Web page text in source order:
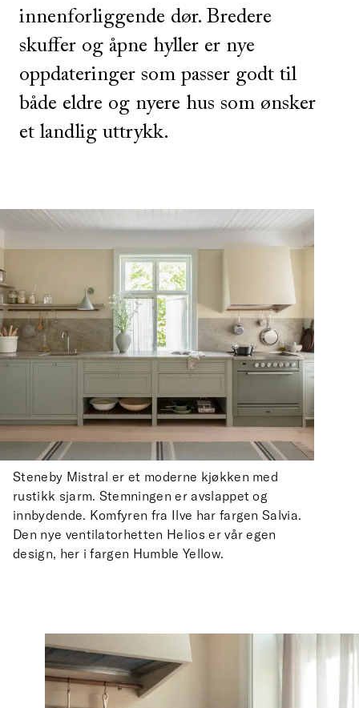
innenforliggende dør. Bredere
skuffer og åpne hyller er nye
oppdateringer som passer godt til
både eldre og nyere hus som ønsker
et landlig uttrykk.
Steneby Mistral er et moderne kjøkken med
rustikk sjarm. Stemningen er avslappet og
innbydende. Komfyren fra Ilve har fargen Salvia.
Den nye ventilatorhetten Helios er vår egen
design, her i fargen Humble Yellow.